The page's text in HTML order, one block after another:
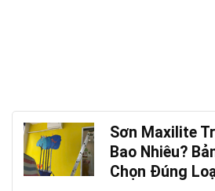
Sơn Maxilite
Bao Nhiêu?
Chọn Đúng